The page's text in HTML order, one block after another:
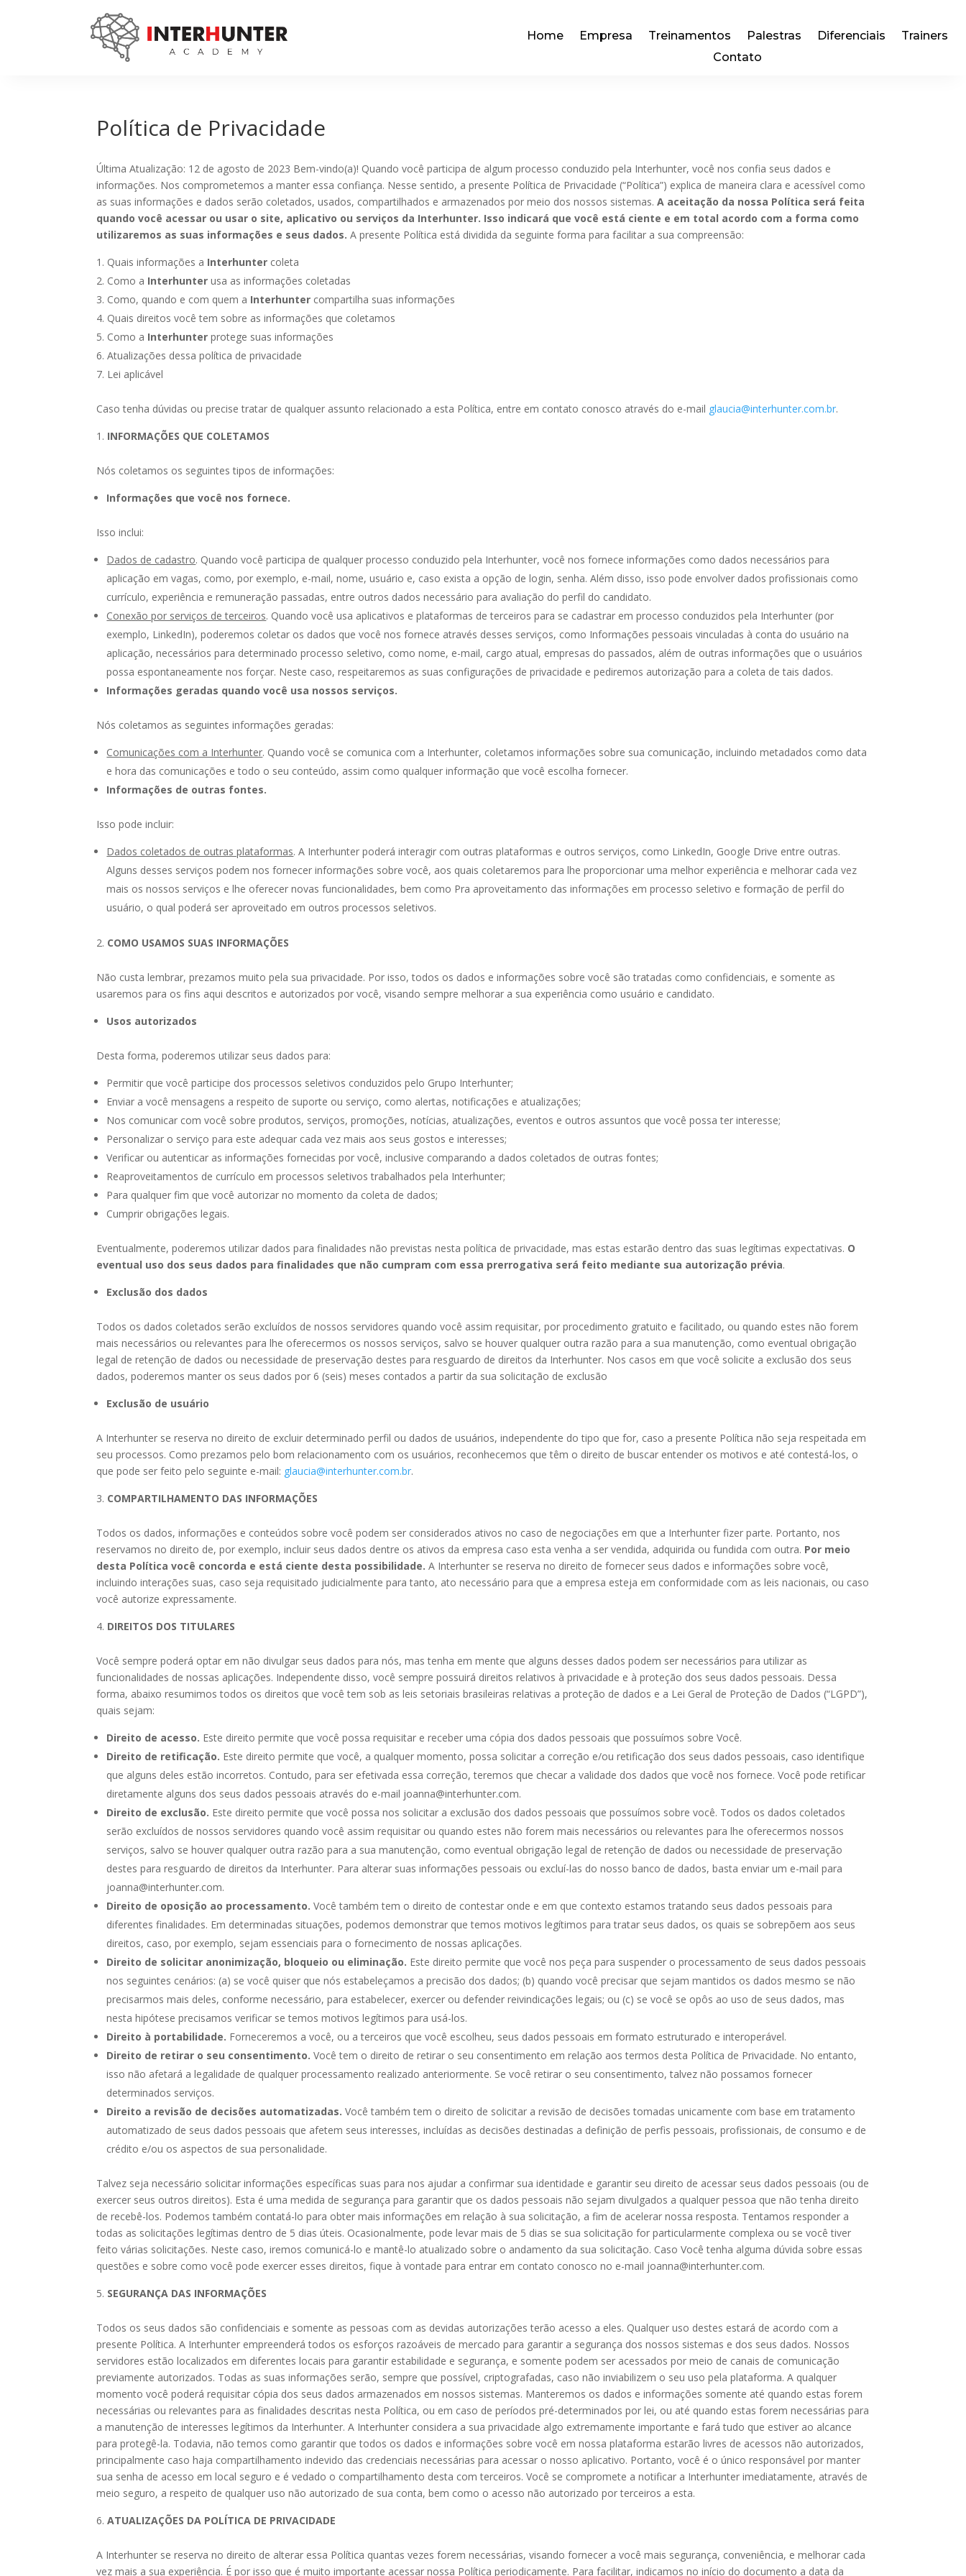
Home Empresa Treinamentos Palestras Diferenciais
Trainers
Contato
Política de Privacidade
Última Atualização: 12 de agosto de 2023 Bem-vindo(a)! Quando você participa de algum processo conduzido pela Interhunter, você nos confia seus dados e
informações. Nos comprometemos a manter essa confiança. Nesse sentido, a presente Política de Privacidade (“Política”) explica de maneira clara e acessível como
as suas informações e dados serão coletados, usados, compartilhados e armazenados por meio dos nossos sistemas.A aceitação da nossa Política será feita
quando você acessar ou usar o site, aplicativo ou serviços da Interhunter. Isso indicará que você está ciente e em total acordo com a forma como
utilizaremos as suas informações e seus dados. A presente Política está dividida da seguinte forma para facilitar a sua compreensão:
Quais informações a Interhunter coleta
Como a Interhunter usa as informações coletadas
Como, quando e com quem a Interhunter compartilha suas informações
Quais direitos você tem sobre as informações que coletamos
Como a Interhunter protege suas informações
Atualizações dessa política de privacidade
Lei aplicável
Caso tenha dúvidas ou precise tratar de qualquer assunto relacionado a esta Política, entre em contato conosco através do e-mail glaucia@interhunter.com.br.
INFORMAÇÕES QUE COLETAMOS
Nós coletamos os seguintes tipos de informações:
Informações que você nos fornece.
Isso inclui:
Dados de cadastro. Quando você participa de qualquer processo conduzido pela Interhunter, você nos fornece informações como dados necessários para
aplicação em vagas, como, por exemplo, e-mail, nome, usuário e, caso exista a opção de login, senha. Além disso, isso pode envolver dados profissionais como
currículo, experiência e remuneração passadas, entre outros dados necessário para avaliação do perfil do candidato.
Conexão por serviços de terceiros. Quando você usa aplicativos e plataformas de terceiros para se cadastrar em processo conduzidos pela Interhunter (por
exemplo, LinkedIn), poderemos coletar os dados que você nos fornece através desses serviços, como Informações pessoais vinculadas à conta do usuário na
aplicação, necessários para determinado processo seletivo, como nome, e-mail, cargo atual, empresas do passados, além de outras informações que o usuários
possa espontaneamente nos forçar. Neste caso, respeitaremos as suas configurações de privacidade e pediremos autorização para a coleta de tais dados.
Informações geradas quando você usa nossos serviços.
Nós coletamos as seguintes informações geradas:
Comunicações com a Interhunter. Quando você se comunica com a Interhunter, coletamos informações sobre sua comunicação, incluindo metadados como data
e hora das comunicações e todo o seu conteúdo, assim como qualquer informação que você escolha fornecer.
Informações de outras fontes.
Isso pode incluir:
Dados coletados de outras plataformas. A Interhunter poderá interagir com outras plataformas e outros serviços, como LinkedIn, Google Drive entre outras.
Alguns desses serviços podem nos fornecer informações sobre você, aos quais coletaremos para lhe proporcionar uma melhor experiência e melhorar cada vez
mais os nossos serviços e lhe oferecer novas funcionalidades, bem como Pra aproveitamento das informações em processo seletivo e formação de perfil do
usuário, o qual poderá ser aproveitado em outros processos seletivos.
COMO USAMOS SUAS INFORMAÇÕES
Não custa lembrar, prezamos muito pela sua privacidade. Por isso, todos os dados e informações sobre você são tratadas como confidenciais, e somente as
usaremos para os fins aqui descritos e autorizados por você, visando sempre melhorar a sua experiência como usuário e candidato.
Usos autorizados
Desta forma, poderemos utilizar seus dados para:
Permitir que você participe dos processos seletivos conduzidos pelo Grupo Interhunter;
Enviar a você mensagens a respeito de suporte ou serviço, como alertas, notificações e atualizações;
Nos comunicar com você sobre produtos, serviços, promoções, notícias, atualizações, eventos e outros assuntos que você possa ter interesse;
Personalizar o serviço para este adequar cada vez mais aos seus gostos e interesses;
Verificar ou autenticar as informações fornecidas por você, inclusive comparando a dados coletados de outras fontes;
Reaproveitamentos de currículo em processos seletivos trabalhados pela Interhunter;
Para qualquer fim que você autorizar no momento da coleta de dados;
Cumprir obrigações legais.
Eventualmente, poderemos utilizar dados para finalidades não previstas nesta política de privacidade, mas estas estarão dentro das suas legítimas expectativas. O
eventual uso dos seus dados para finalidades que não cumpram com essa prerrogativa será feito mediante sua autorização prévia.
Exclusão dos dados
Todos os dados coletados serão excluídos de nossos servidores quando você assim requisitar, por procedimento gratuito e facilitado, ou quando estes não forem
mais necessários ou relevantes para lhe oferecermos os nossos serviços, salvo se houver qualquer outra razão para a sua manutenção, como eventual obrigação
legal de retenção de dados ou necessidade de preservação destes para resguardo de direitos da Interhunter. Nos casos em que você solicite a exclusão dos seus
dados, poderemos manter os seus dados por 6 (seis) meses contados a partir da sua solicitação de exclusão
Exclusão de usuário
A Interhunter se reserva no direito de excluir determinado perfil ou dados de usuários, independente do tipo que for, caso a presente Política não seja respeitada em
seu processos. Como prezamos pelo bom relacionamento com os usuários, reconhecemos que têm o direito de buscar entender os motivos e até contestá-los, o
que pode ser feito pelo seguinte e-mail: glaucia@interhunter.com.br.
COMPARTILHAMENTO DAS INFORMAÇÕES
Todos os dados, informações e conteúdos sobre você podem ser considerados ativos no caso de negociações em que a Interhunter fizer parte. Portanto, nos
reservamos no direito de, por exemplo, incluir seus dados dentre os ativos da empresa caso esta venha a ser vendida, adquirida ou fundida com outra. Por meio
desta Política você concorda e está ciente desta possibilidade. A Interhunter se reserva no direito de fornecer seus dados e informações sobre você,
incluindo interações suas, caso seja requisitado judicialmente para tanto, ato necessário para que a empresa esteja em conformidade com as leis nacionais, ou caso
você autorize expressamente.
DIREITOS DOS TITULARES
Você sempre poderá optar em não divulgar seus dados para nós, mas tenha em mente que alguns desses dados podem ser necessários para utilizar as
funcionalidades de nossas aplicações. Independente disso, você sempre possuirá direitos relativos à privacidade e à proteção dos seus dados pessoais. Dessa
forma, abaixo resumimos todos os direitos que você tem sob as leis setoriais brasileiras relativas a proteção de dados e a Lei Geral de Proteção de Dados (“LGPD”),
quais sejam:
Direito de acesso. Este direito permite que você possa requisitar e receber uma cópia dos dados pessoais que possuímos sobre Você.
Direito de retificação. Este direito permite que você, a qualquer momento, possa solicitar a correção e/ou retificação dos seus dados pessoais, caso identifique
que alguns deles estão incorretos. Contudo, para ser efetivada essa correção, teremos que checar a validade dos dados que você nos fornece. Você pode retificar
diretamente alguns dos seus dados pessoais através do e-mail joanna@interhunter.com.
Direito de exclusão. Este direito permite que você possa nos solicitar a exclusão dos dados pessoais que possuímos sobre você. Todos os dados coletados
serão excluídos de nossos servidores quando você assim requisitar ou quando estes não forem mais necessários ou relevantes para lhe oferecermos nossos
serviços, salvo se houver qualquer outra razão para a sua manutenção, como eventual obrigação legal de retenção de dados ou necessidade de preservação
destes para resguardo de direitos da Interhunter. Para alterar suas informações pessoais ou excluí-las do nosso banco de dados, basta enviar um e-mail para
joanna@interhunter.com.
Direito de oposição ao processamento. Você também tem o direito de contestar onde e em que contexto estamos tratando seus dados pessoais para
diferentes finalidades. Em determinadas situações, podemos demonstrar que temos motivos legítimos para tratar seus dados, os quais se sobrepõem aos seus
direitos, caso, por exemplo, sejam essenciais para o fornecimento de nossas aplicações.
Direito de solicitar anonimização, bloqueio ou eliminação. Este direito permite que você nos peça para suspender o processamento de seus dados pessoais
nos seguintes cenários: (a) se você quiser que nós estabeleçamos a precisão dos dados; (b) quando você precisar que sejam mantidos os dados mesmo se não
precisarmos mais deles, conforme necessário, para estabelecer, exercer ou defender reivindicações legais; ou (c) se você se opôs ao uso de seus dados, mas
nesta hipótese precisamos verificar se temos motivos legítimos para usá-los.
Direito à portabilidade. Forneceremos a você, ou a terceiros que você escolheu, seus dados pessoais em formato estruturado e interoperável.
Direito de retirar o seu consentimento. Você tem o direito de retirar o seu consentimento em relação aos termos desta Política de Privacidade. No entanto,
isso não afetará a legalidade de qualquer processamento realizado anteriormente. Se você retirar o seu consentimento, talvez não possamos fornecer
determinados serviços.
Direito a revisão de decisões automatizadas. Você também tem o direito de solicitar a revisão de decisões tomadas unicamente com base em tratamento
automatizado de seus dados pessoais que afetem seus interesses, incluídas as decisões destinadas a definição de perfis pessoais, profissionais, de consumo e de
crédito e/ou os aspectos de sua personalidade.
Talvez seja necessário solicitar informações específicas suas para nos ajudar a confirmar sua identidade e garantir seu direito de acessar seus dados pessoais (ou de
exercer seus outros direitos). Esta é uma medida de segurança para garantir que os dados pessoais não sejam divulgados a qualquer pessoa que não tenha direito
de recebê-los. Podemos também contatá-lo para obter mais informações em relação à sua solicitação, a fim de acelerar nossa resposta. Tentamos responder a
todas as solicitações legítimas dentro de 5 dias úteis. Ocasionalmente, pode levar mais de 5 dias se sua solicitação for particularmente complexa ou se você tiver
feito várias solicitações. Neste caso, iremos comunicá-lo e mantê-lo atualizado sobre o andamento da sua solicitação. Caso Você tenha alguma dúvida sobre essas
questões e sobre como você pode exercer esses direitos, fique à vontade para entrar em contato conosco no e-mail joanna@interhunter.com.
SEGURANÇA DAS INFORMAÇÕES
Todos os seus dados são confidenciais e somente as pessoas com as devidas autorizações terão acesso a eles. Qualquer uso destes estará de acordo com a
presente Política. A Interhunter empreenderá todos os esforços razoáveis de mercado para garantir a segurança dos nossos sistemas e dos seus dados. Nossos
servidores estão localizados em diferentes locais para garantir estabilidade e segurança, e somente podem ser acessados por meio de canais de comunicação
previamente autorizados. Todas as suas informações serão, sempre que possível, criptografadas, caso não inviabilizem o seu uso pela plataforma. A qualquer
momento você poderá requisitar cópia dos seus dados armazenados em nossos sistemas. Manteremos os dados e informações somente até quando estas forem
necessárias ou relevantes para as finalidades descritas nesta Política, ou em caso de períodos pré-determinados por lei, ou até quando estas forem necessárias para
a manutenção de interesses legítimos da Interhunter. A Interhunter considera a sua privacidade algo extremamente importante e fará tudo que estiver ao alcance
para protegê-la. Todavia, não temos como garantir que todos os dados e informações sobre você em nossa plataforma estarão livres de acessos não autorizados,
principalmente caso haja compartilhamento indevido das credenciais necessárias para acessar o nosso aplicativo. Portanto, você é o único responsável por manter
sua senha de acesso em local seguro e é vedado o compartilhamento desta com terceiros. Você se compromete a notificar a Interhunter imediatamente, através de
meio seguro, a respeito de qualquer uso não autorizado de sua conta, bem como o acesso não autorizado por terceiros a esta.
ATUALIZAÇÕES DA POLÍTICA DE PRIVACIDADE
A Interhunter se reserva no direito de alterar essa Política quantas vezes forem necessárias, visando fornecer a você mais segurança, conveniência, e melhorar cada
vez mais a sua experiência. É por isso que é muito importante acessar nossa Política periodicamente. Para facilitar, indicamos no início do documento a data da